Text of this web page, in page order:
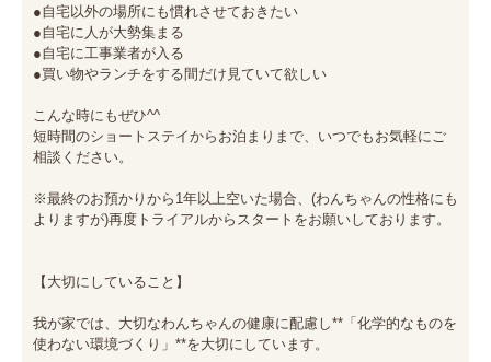
●自宅以外の場所にも慣れさせておきたい
●自宅に人が大勢集まる
●自宅に工事業者が入る
●買い物やランチをする間だけ見ていて欲しい
こんな時にもぜひ^^
短時間のショートステイからお泊まりまで、いつでもお気軽にご
相談ください。
※最終のお預かりから1年以上空いた場合、(わんちゃんの性格にも
よりますが)再度トライアルからスタートをお願いしております。
【大切にしていること】
我が家では、大切なわんちゃんの健康に配慮し**「化学的なものを
使わない環境づくり」**を大切にしています。